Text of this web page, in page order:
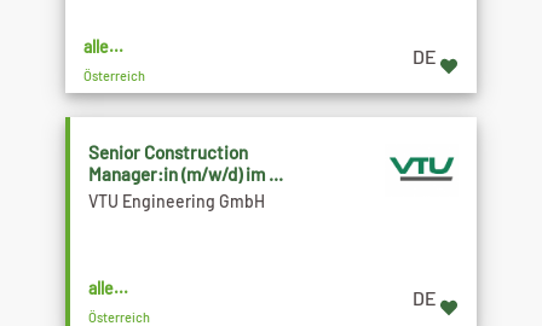
alle...
Österreich
DE
Senior Construction
Manager:in (m/w/d) im ...
VTU Engineering GmbH
alle...
Österreich
DE